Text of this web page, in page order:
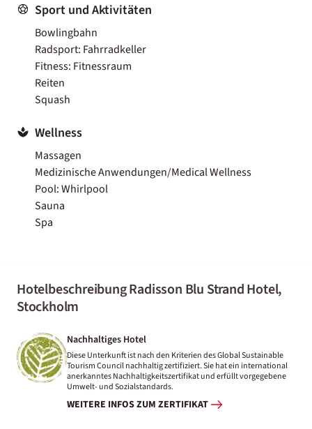
Sport und Aktivitäten
Bowlingbahn
Radsport: Fahrradkeller
Fitness: Fitnessraum
Reiten
Squash
Wellness
Massagen
Medizinische Anwendungen/Medical Wellness
Pool: Whirlpool
Sauna
Spa
Hotelbeschreibung Radisson Blu Strand Hotel,
Stockholm
Nachhaltiges Hotel
Diese Unterkunft ist nach den Kriterien des Global Sustainable
Tourism Council nachhaltig zertifiziert. Sie hat ein international
anerkanntes Nachhaltigkeitszertifikat und erfüllt vorgegebene
Umwelt- und Sozialstandards.
WEITERE INFOS ZUM ZERTIFIKAT